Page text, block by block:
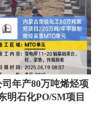
年产80万吨烯烃项
明石化PO/SM项目